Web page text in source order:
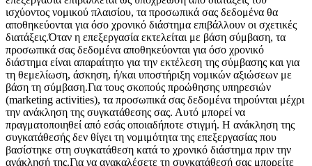
ισχύοντος νομικού πλαισίου, τα προσωπικά σας δεδομένα θα
αποθηκεύονται για όσο χρονικό διάστημα επιβάλλουν οι σχετικές
διατάξεις.Όταν η επεξεργασία εκτελείται με βάση σύμβαση, τα
προσωπικά σας δεδομένα αποθηκεύονται για όσο χρονικό
διάστημα είναι απαραίτητο για την εκτέλεση της σύμβασης και για
τη θεμελίωση, άσκηση, ή/και υποστήριξη νομικών αξιώσεων με
βάση τη σύμβαση.Για τους σκοπούς προώθησης υπηρεσιών
(marketing activities), τα προσωπικά σας δεδομένα τηρούνται μέχρι
την ανάκληση της συγκατάθεσης σας. Αυτό μπορεί να
πραγματοποιηθεί από εσάς οποιαδήποτε στιγμή. Η ανάκληση της
συγκατάθεσής δεν θίγει τη νομιμότητα της επεξεργασίας που
βασίστηκε στη συγκατάθεση κατά το χρονικό διάστημα πριν την
ανάκλησή της.Για να ανακαλέσετε τη συγκατάθεσή σας μπορείτε